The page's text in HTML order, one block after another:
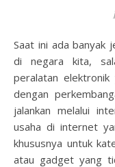
Saat ini ada banyak jenis usaha baru yang menguntungkan
di negara kita,
peralatan
dengan
jalankan melalui
usaha di internet
khususnya untuk
atau gadget yang